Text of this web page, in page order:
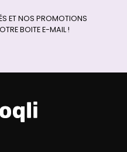
ET NOS PROMOTIONS
BOITE E-MAIL !